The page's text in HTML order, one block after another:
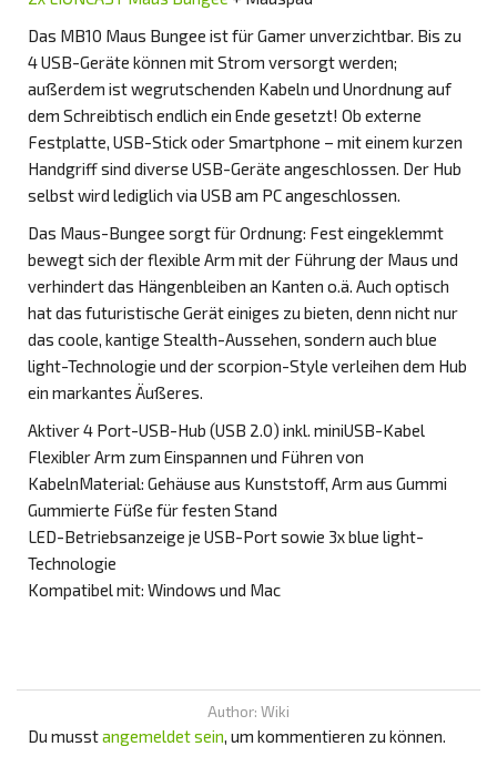
Das MB10 Maus Bungee ist für Gamer unverzichtbar. Bis zu
4 USB-Geräte können mit Strom versorgt werden;
außerdem ist wegrutschenden Kabeln und Unordnung auf
dem Schreibtisch endlich ein Ende gesetzt! Ob externe
Festplatte, USB-Stick oder Smartphone – mit einem kurzen
Handgriff sind diverse USB-Geräte angeschlossen. Der Hub
selbst wird lediglich via USB am PC angeschlossen.
Das Maus-Bungee sorgt für Ordnung: Fest eingeklemmt
bewegt sich der flexible Arm mit der Führung der Maus und
verhindert das Hängenbleiben an Kanten o.ä. Auch optisch
hat das futuristische Gerät einiges zu bieten, denn nicht nur
das coole, kantige Stealth-Aussehen, sondern auch blue
light-Technologie und der scorpion-Style verleihen dem Hub
ein markantes Äußeres.
Aktiver 4 Port-USB-Hub (USB 2.0) inkl. miniUSB-Kabel
Flexibler Arm zum Einspannen und Führen von
KabelnMaterial: Gehäuse aus Kunststoff, Arm aus Gummi
Gummierte Füße für festen Stand
LED-Betriebsanzeige je USB-Port sowie 3x blue light-
Technologie
Kompatibel mit: Windows und Mac
Author: Wiki
Du musstangemeldet sein, um kommentieren zu können.